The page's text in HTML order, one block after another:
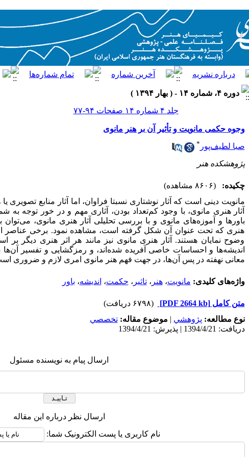
دوره ۴، شماره ۱۴ - ( بهار ۱۳۹۴ )
جلد ۴ شماره ۱۴ صفحات ۹۴-۷۷
وجوه حکمی مانویت و تأثیر آن بر هنر مانوی
صبا لطیف‌پور *
پژوهشکده هنر
چکیده:
(۸۶۰۶ مشاهده)
مانویت دینی است که آثار نوشتاری نسبتا فراوان، اما آثار منابع
آثار هنری مانوی، با وجود کم‌تعداد بودن، آثاری مهم و در خور توجه به
باورها و آموزه‌های مانوی و با بررسی تحلیلی آثار هنری مانوی، می‌توان
هنری که تحت عنوان آن شکل گرفته است، مشاهده نمود. برخی عناصر
وضوح نمایان هستند. آثار هنری مانوی نیز مانند هر اثر هنری دیگر
اندیشه‌ها و احساسات خاصی آفریده شده‌اند، و رمزگشایی و تفسیر
معانی نهفته در پس آن‌ها، در جهت فهم هنر مانوی امری لازم و ضروری
واژه‌های کلیدی: مانویت،هنر ،تاثیر ، حکمت، اندیشه، باور
متن کامل[PDF 2664 kb]
(۶۷۹۸ دریافت)
نوع مطالعه: پژوهشي | موضوع مقاله:تخصصي
دریافت: 1394/4/21 | پذیرش: 1394/4/21
ارسال پیام به نویسنده مسئول
ارسال نظر درباره این مقاله
نام کاربری یا پست الکترونیک شما: